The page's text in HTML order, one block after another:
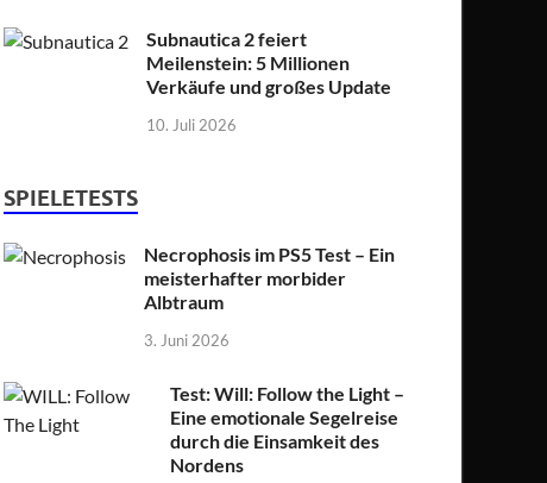
Subnautica 2 feiert
Meilenstein: 5 Millionen
Verkäufe und großes Update
10. Juli 2026
SPIELETESTS
Necrophosis im PS5 Test – Ein
meisterhafter morbider
Albtraum
3. Juni 2026
Test: Will: Follow the Light –
Eine emotionale Segelreise
durch die Einsamkeit des
Nordens